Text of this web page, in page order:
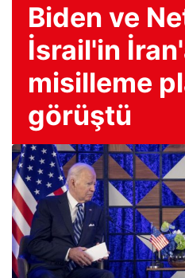
Biden ve
İsrail'in
misilleme
görüştü